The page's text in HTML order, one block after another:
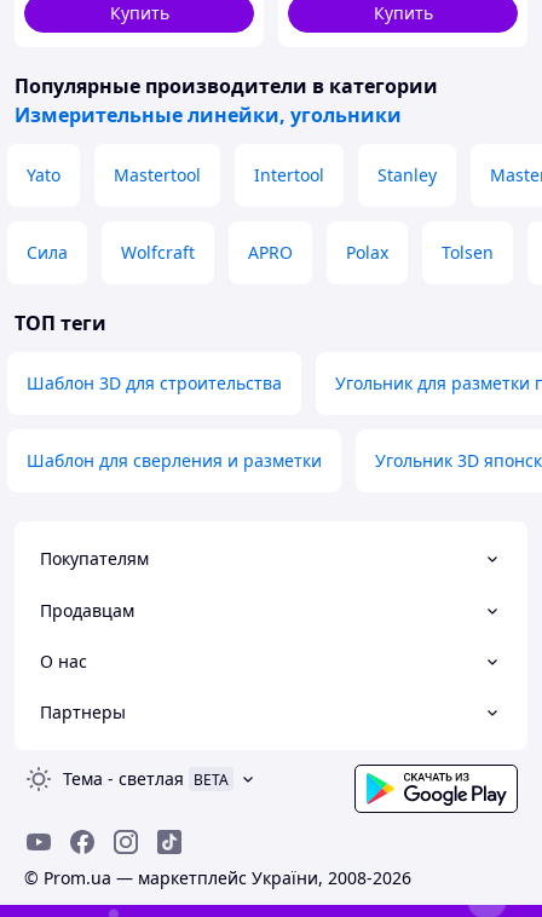
Купить
Купить
Популярные производители в категории
Измерительные линейки, угольники
Yato Mastertool Intertool Stanley
Сила Wolfcraft APRO Polax Tolsen
ТОП теги
Шаблон 3D для строительства Угольник для разметки
Шаблон для сверления и разметки Угольник 3D
Покупателям
Продавцам
О нас
Партнеры
Тема - светлая BETA
© Prom.ua — маркетплейс України, 2008-2026